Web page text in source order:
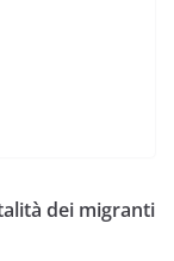
dei migranti